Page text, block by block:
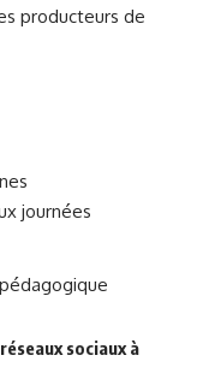
producteurs de
journées
sociaux à